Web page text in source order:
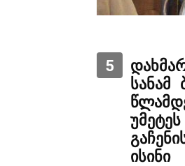
5
სანამ
ისინი